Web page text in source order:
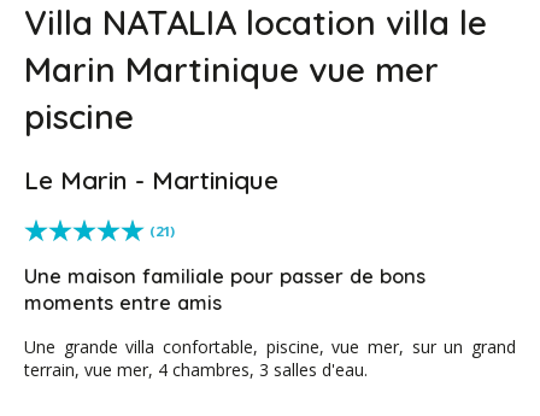
Villa NATALIA location villa le
Marin Martinique vue mer
piscine
Le Marin - Martinique
(21)
Une maison familiale pour passer de bons
moments entre amis
Une grande villa confortable, piscine, vue mer, sur un grand
terrain, vue mer, 4 chambres, 3 salles d'eau.